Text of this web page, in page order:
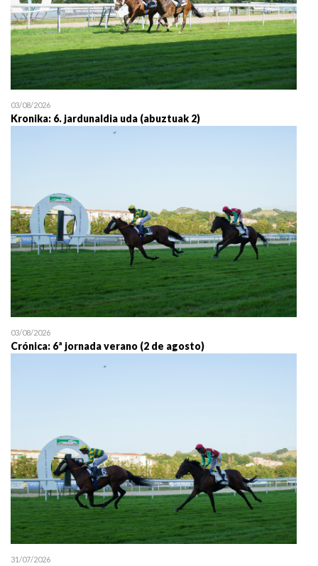
03/08/2026
Kronika: 6. jardunaldia uda (abuztuak 2)
03/08/2026
Crónica: 6ª jornada verano (2 de agosto)
31/07/2026